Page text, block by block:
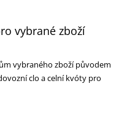
vybrané zboží
vybraného zboží původem
clo a celní kvóty pro